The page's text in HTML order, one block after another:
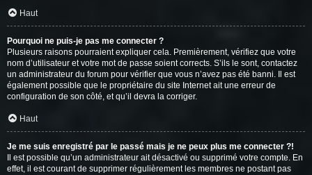
Haut
Pourquoi ne puis-je pas me connecter ?
Plusieurs raisons pourraient expliquer cela. Premièrement, vérifiez que votre
nom d’utilisateur et votre mot de passe soient corrects. S’ils le sont, contactez
un administrateur du forum pour vérifier que vous n’avez pas été banni. Il est
également possible que le propriétaire du site Internet ait une erreur de
configuration de son côté, et qu’il devra la corriger.
Haut
Je me suis enregistré par le passé mais je ne peux plus me connecter ?!
Il est possible qu’un administrateur ait désactivé ou supprimé votre compte. En
effet, il est courant de supprimer régulièrement les membres ne postant pas